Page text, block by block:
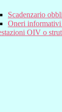
Scadenzario
Oneri informativi
OIV o